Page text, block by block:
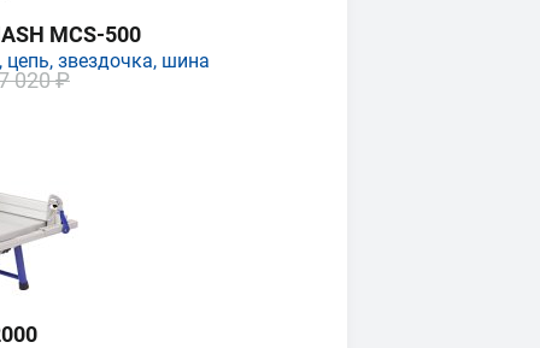
MCS-500
цепь, звездочка, шина
020 ₽